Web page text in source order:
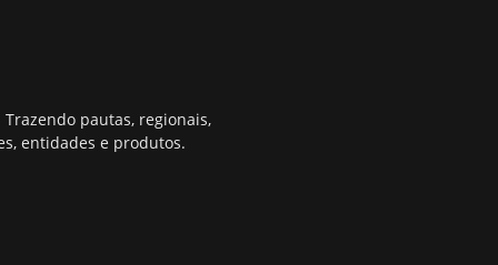
pautas, regionais,
entidades e produtos.